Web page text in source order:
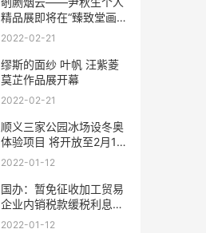
精品展即将在“臻致堂画
廊”
2022-02-21
缪斯的面纱 叶帆 汪紫菱
莫芷作品展开幕
2022-02-21
顺义三家公园冰场设冬奥
体验项目 将开放至2月15
日
2022-01-12
国办：暂免征收加工贸易
企业内销税款缓税利息至
2022
2022-01-12